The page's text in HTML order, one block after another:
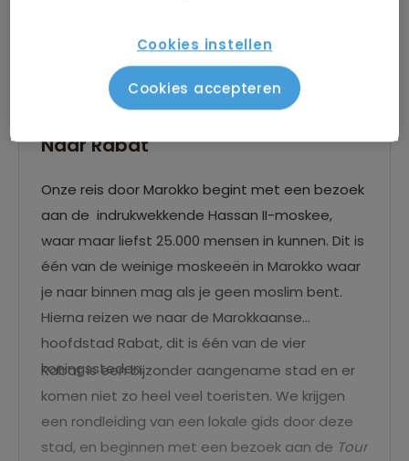
Naar Rabat
Onze reis door Marokko begint met een bezoek
aan de indrukwekkende Hassan II-moskee,
waar maar liefst 25.000 mensen in kunnen. Dit is
één van de weinige moskeeën in Marokko waar
je naar binnen mag als je geen moslim bent.
Hierna reizen we naar de Marokkaanse
hoofdstad Rabat, dit is één van de vier
koningssteden.
Rabat is een bijzonder aangename stad en er
komen niet zo heel veel toeristen. We krijgen
een rondleiding van een lokale gids door deze
stad, en beginnen met een bezoek aan de Tour
Cookies instellen
Cookies accepteren